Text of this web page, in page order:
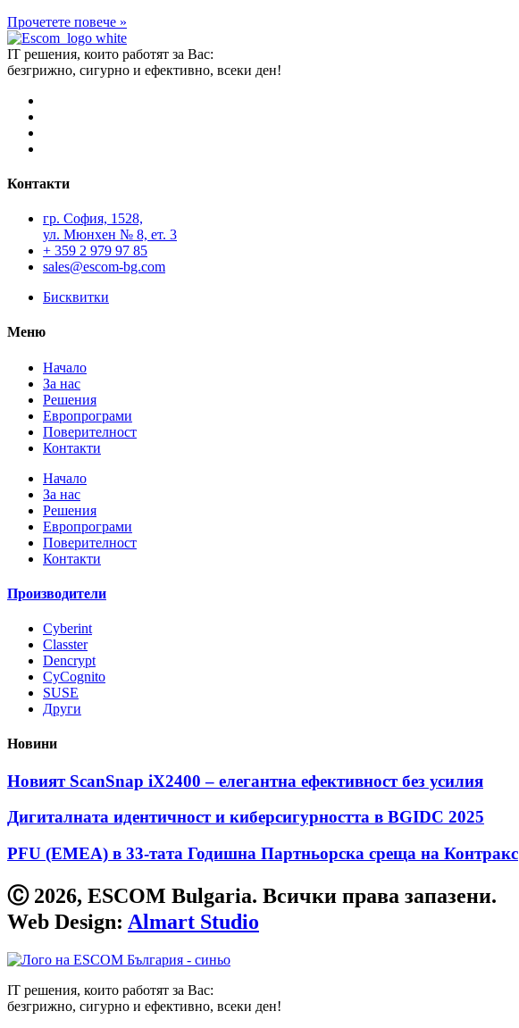
Прочетете повече »
IT решения, които работят за Вас:
безгрижно, сигурно и ефективно, всеки ден!
Контакти
гр. София, 1528,
ул. Мюнхен № 8, eт. 3
+ 359 2 979 97 85
sales@escom-bg.com
Бисквитки
Меню
Начало
За нас
Решения
Европрограми
Поверителност
Контакти
Начало
За нас
Решения
Европрограми
Поверителност
Контакти
Производители
Cyberint
Classter
Dencrypt
CyCognito
SUSE
Други
Новини
Новият ScanSnap iX2400 – елегантна ефективност без усилия
Дигиталната идентичност и киберсигурността в BGIDC 2025
PFU (EMEA) в 33-тата Годишна Партньорска среща на Контракс
Ⓒ 2026, ESCOM Bulgaria. Всички права запазени.
Web Design: Almart Studio
IT решения, които работят за Вас:
безгрижно, сигурно и ефективно, всеки ден!